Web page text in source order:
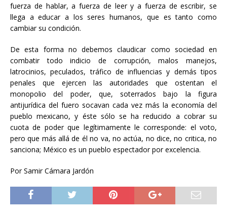
fuerza de hablar, a fuerza de leer y a fuerza de escribir, se
llega a educar a los seres humanos, que es tanto como
cambiar su condición.
De esta forma no debemos claudicar como sociedad en
combatir todo indicio de corrupción, malos manejos,
latrocinios, peculados, tráfico de influencias y demás tipos
penales que ejercen las autoridades que ostentan el
monopolio del poder, que, soterrados bajo la figura
antijurídica del fuero socavan cada vez más la economía del
pueblo mexicano, y éste sólo se ha reducido a cobrar su
cuota de poder que legítimamente le corresponde: el voto,
pero que más allá de él no va, no actúa, no dice, no critica, no
sanciona; México es un pueblo espectador por excelencia.
Por Samir Cámara Jardón